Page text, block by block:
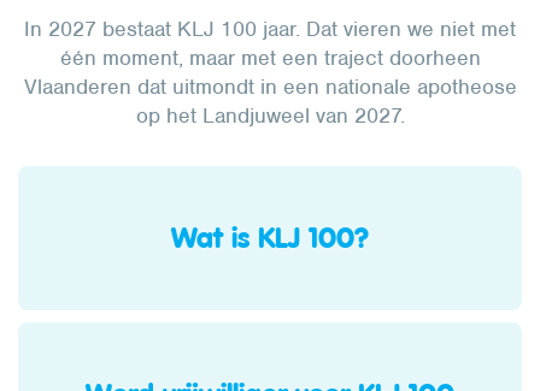
In 2027 bestaat KLJ 100 jaar. Dat vieren we niet met
één moment, maar met een traject doorheen
Vlaanderen dat uitmondt in een nationale apotheose
op het Landjuweel van 2027.
Wat is KLJ 100?